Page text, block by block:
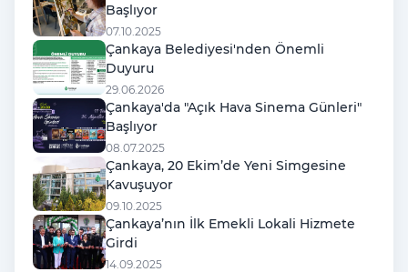
Başlıyor
07.10.2025
Çankaya Belediyesi'nden Önemli
Duyuru
29.06.2026
Çankaya'da "Açık Hava Sinema Günleri"
Başlıyor
08.07.2025
Çankaya, 20 Ekim’de Yeni Simgesine
Kavuşuyor
09.10.2025
Çankaya’nın İlk Emekli Lokali Hizmete
Girdi
14.09.2025